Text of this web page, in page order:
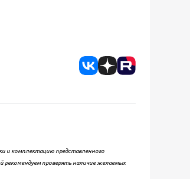
и комплектацию представленного
рекомендуем проверять наличие желаемых